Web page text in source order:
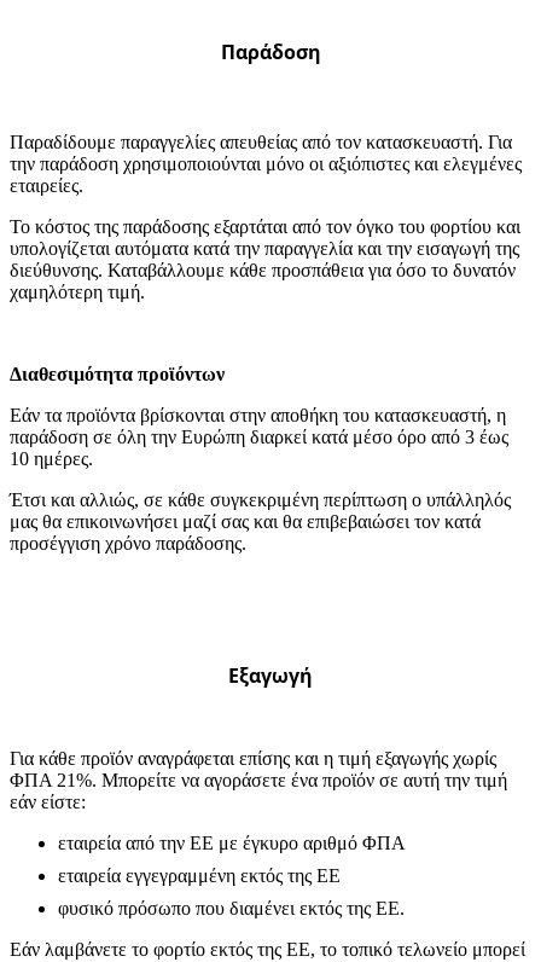
Παράδοση
Παραδίδουμε παραγγελίες απευθείας από τον κατασκευαστή. Για
την παράδοση χρησιμοποιούνται μόνο οι αξιόπιστες και ελεγμένες
εταιρείες.
Το κόστος της παράδοσης εξαρτάται από τον όγκο του φορτίου και
υπολογίζεται αυτόματα κατά την παραγγελία και την εισαγωγή της
διεύθυνσης. Καταβάλλουμε κάθε προσπάθεια για όσο το δυνατόν
χαμηλότερη τιμή.
Διαθεσιμότητα προϊόντων
Εάν τα προϊόντα βρίσκονται στην αποθήκη του κατασκευαστή, η
παράδοση σε όλη την Ευρώπη διαρκεί κατά μέσο όρο από 3 έως
10 ημέρες.
Έτσι και αλλιώς, σε κάθε συγκεκριμένη περίπτωση ο υπάλληλός
μας θα επικοινωνήσει μαζί σας και θα επιβεβαιώσει τον κατά
προσέγγιση χρόνο παράδοσης.
Εξαγωγή
Για κάθε προϊόν αναγράφεται επίσης και η τιμή εξαγωγής χωρίς
ΦΠΑ 21%. Μπορείτε να αγοράσετε ένα προϊόν σε αυτή την τιμή
εάν είστε:
εταιρεία από την ΕΕ με έγκυρο αριθμό ΦΠΑ
εταιρεία εγγεγραμμένη εκτός της ΕΕ
φυσικό πρόσωπο που διαμένει εκτός της ΕΕ.
Εάν λαμβάνετε το φορτίο εκτός της ΕΕ, το τοπικό τελωνείο μπορεί